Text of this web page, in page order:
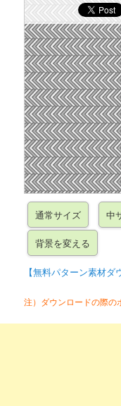
【無料パターン素材ダ
注）ダウンロードの際の